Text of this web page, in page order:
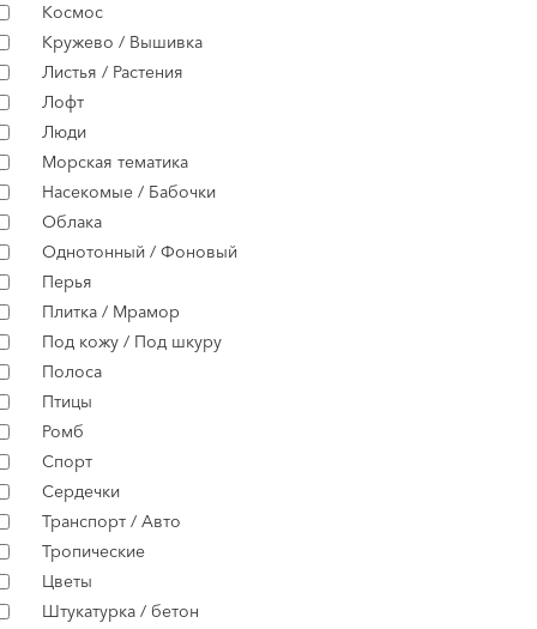
Космос
Кружево / Вышивка
Листья / Растения
Лофт
Люди
Морская тематика
Насекомые / Бабочки
Облака
Однотонный / Фоновый
Перья
Плитка / Мрамор
Под кожу / Под шкуру
Полоса
Птицы
Ромб
Спорт
Сердечки
Транспорт / Авто
Тропические
Цветы
Штукатурка / бетон